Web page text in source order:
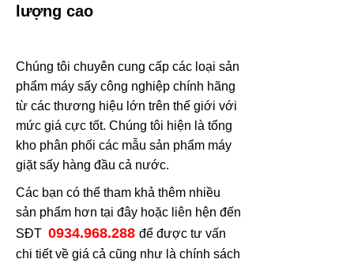
lượng cao
Chúng tôi chuyên cung cấp các loại sản
phẩm máy sấy công nghiệp chính hãng
từ các thương hiệu lớn trên thế giới với
mức giá cực tốt. Chúng tôi hiện là tổng
kho phân phối các mẫu sản phẩm máy
giặt sấy hàng đầu cả nước.
Các bạn có thể tham khả thêm nhiều
sản phẩm hơn tại đây hoặc liên hện đến
SĐT 0934.968.288 để được tư vấn
chi tiết về giá cả cũng như là chính sách